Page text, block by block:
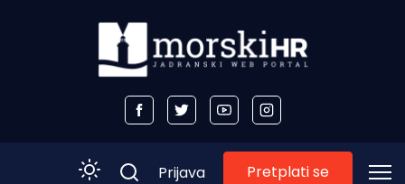
Prijava Pretplati se